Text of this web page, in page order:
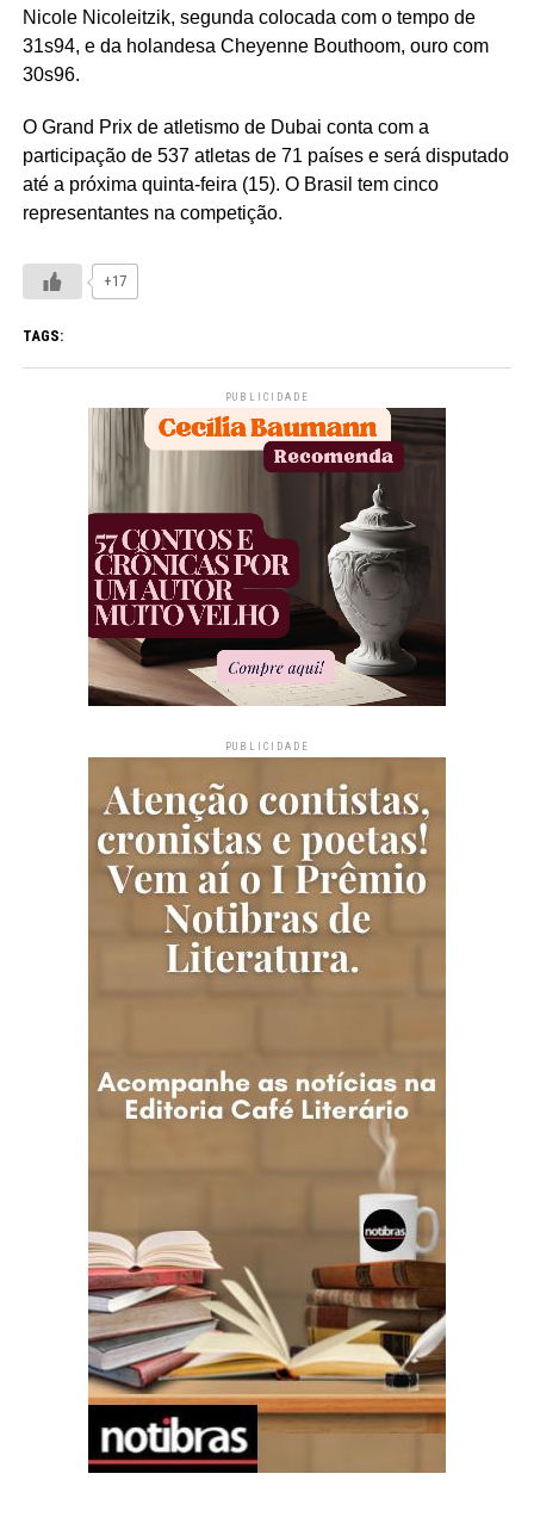
Nicole Nicoleitzik, segunda colocada com o tempo de
31s94, e da holandesa Cheyenne Bouthoom, ouro com
30s96.
O Grand Prix de atletismo de Dubai conta com a
participação de 537 atletas de 71 países e será disputado
até a próxima quinta-feira (15). O Brasil tem cinco
representantes na competição.
+17
TAGS:
PUBLICIDADE
PUBLICIDADE